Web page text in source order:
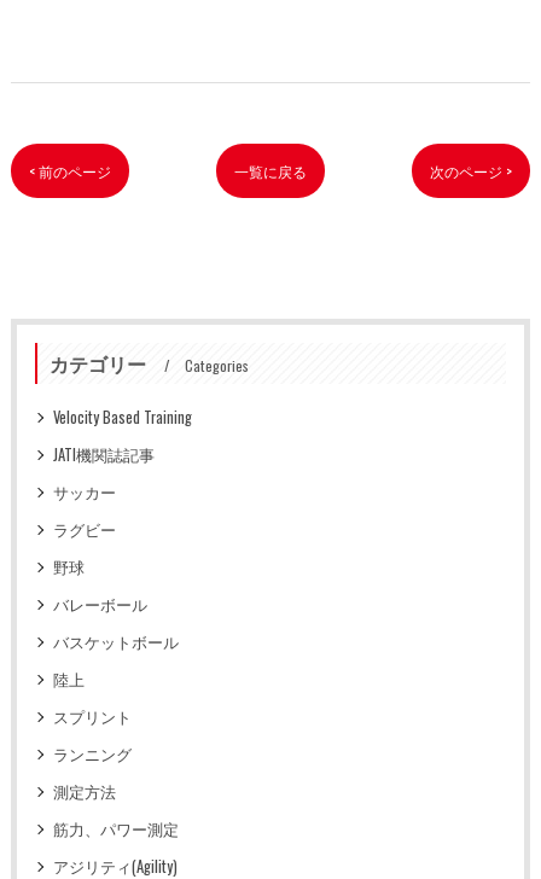
< 前のページ 一覧に戻る 次のページ >
カテゴリー Categories
Velocity Based Training
JATI機関誌記事
サッカー
ラグビー
野球
バレーボール
バスケットボール
陸上
スプリント
ランニング
測定方法
筋力、パワー測定
アジリティ(Agility)